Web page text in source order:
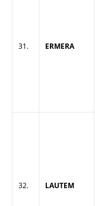
31. ERMERA
32. LAUTEM